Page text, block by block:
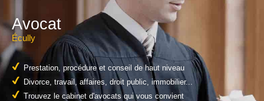
Avocat
Écully
Prestation, procédure et conseil de haut niveau
Divorce, travail, affaires, droit public, immobilier...
Trouvez le cabinet d'avocats qui vous convient